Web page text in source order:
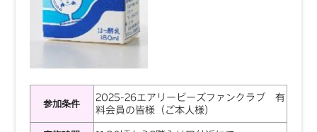
参加条件
2025-26エアリービーズファンクラブ 有
料会員の皆様（ご本人様）